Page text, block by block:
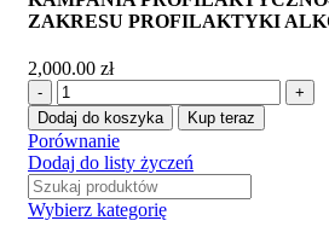
ZAKRESU PROFILAKTYKI
2,000.00 zł
Dodaj do koszyka Kup teraz
Porównanie
Dodaj do listy życzeń
Wybierz kategorię